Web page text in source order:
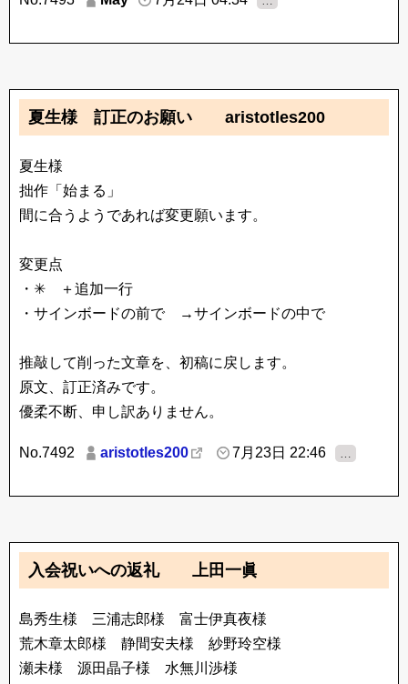
夏生様 訂正のお願い aristotles200
夏生様
拙作「始まる」
間に合うようであれば変更願います。
変更点
・✳ ＋追加一行
・サインボードの前で →サインボードの中で
推敲して削った文章を、初稿に戻します。
原文、訂正済みです。
優柔不断、申し訳ありません。
No.7492 aristotles200 7月23日 22:46
入会祝いへの返礼 上田一眞
島秀生様 三浦志郎様 富士伊真夜様
荒木章太郎様 静間安夫様 紗野玲空様
瀬未様 源田晶子様 水無川渉様